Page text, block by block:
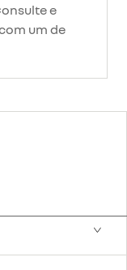
e
um de